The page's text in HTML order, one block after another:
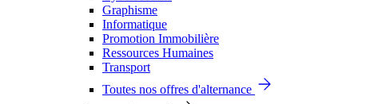
Graphisme
Informatique
Promotion Immobilière
Ressources Humaines
Transport
Toutes nos offres d'alternance